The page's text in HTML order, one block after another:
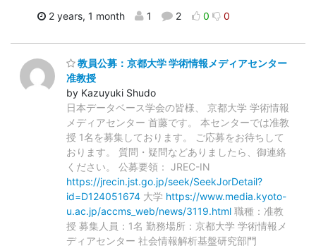
2 years, 1 month 1 2 0 0
教員公募：京都大学 学術情報メディアセンター
准教授
by Kazuyuki Shudo
日本データベース学会の皆様、 京都大学 学術情報
メディアセンター 首藤です。 本センターでは准教
授 1名を募集しております。 ご応募をお待ちして
おります。 質問・疑問などありましたら、御連絡
ください。 公募要領： JREC-IN
https://jrecin.jst.go.jp/seek/SeekJorDetail?
id=D124051674 大学 https://www.media.kyoto-
u.ac.jp/accms_web/news/3119.html 職種：准教
授 募集人員：1名 勤務場所：京都大学 学術情報メ
ディアセンター 社会情報解析基盤研究部門